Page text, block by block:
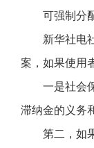
可强制分
新华社电
案，如果使用
一是社会
滞纳金的义务
第二，如